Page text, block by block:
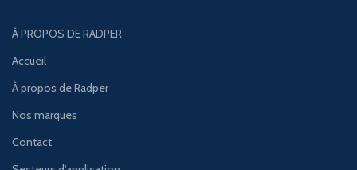
À PROPOS DE RADPER
Accueil
À propos de Radper
Nos marques
Contact